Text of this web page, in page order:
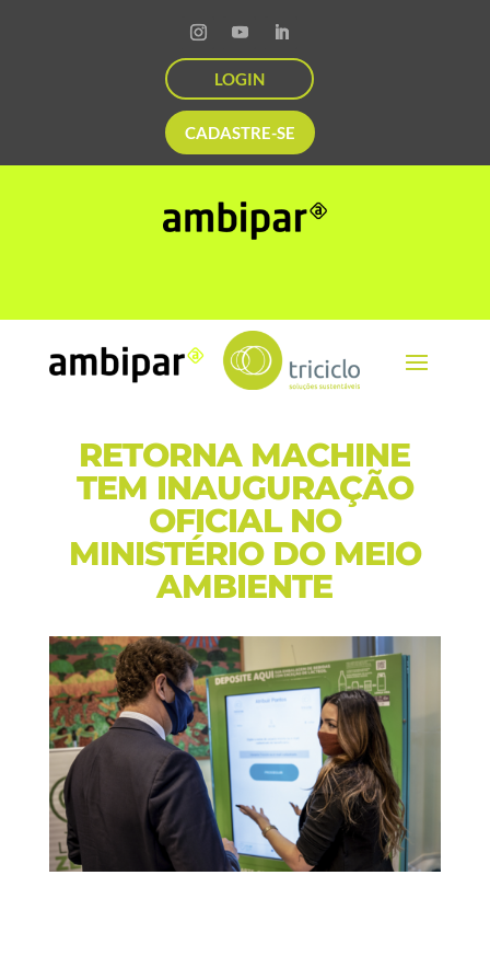
LOGIN
CADASTRE-SE
RETORNA MACHINE
TEM INAUGURAÇÃO
OFICIAL NO
MINISTÉRIO DO MEIO
AMBIENTE